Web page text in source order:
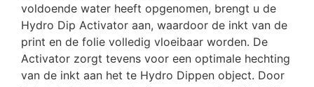
voldoende water heeft opgenomen, brengt u de
Hydro Dip Activator aan, waardoor de inkt van de
print en de folie volledig vloeibaar worden. De
Activator zorgt tevens voor een optimale hechting
van de inkt aan het te Hydro Dippen object. Door